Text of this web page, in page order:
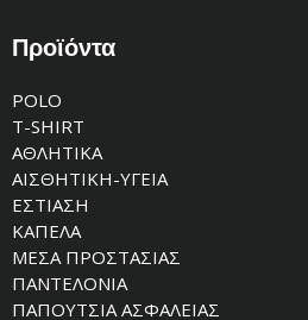
Προϊόντα
POLO
T-SHIRT
ΑΘΛΗΤΙΚΑ
ΑΙΣΘΗΤΙΚΗ-ΥΓΕΙΑ
ΕΣΤΙΑΣΗ
ΚΑΠΕΛΑ
ΜΕΣΑ ΠΡΟΣΤΑΣΙΑΣ
ΠΑΝΤΕΛΟΝΙΑ
ΠΑΠΟΥΤΣΙΑ ΑΣΦΑΛΕΙΑΣ